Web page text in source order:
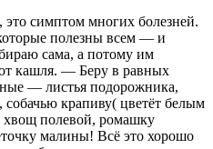
симптом многих болезней.
полезны всем — и
сама, а потому им
кашля. — Беру в равных
— листья подорожника,
крапиву( цветёт белым
хвощ полевой, ромашку
малины! Всё это хорошо